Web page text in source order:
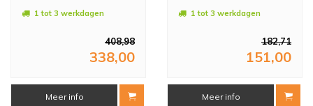
1 tot 3 werkdagen
408,98
338,00
Meer info
1 tot 3 werkdagen
182,71
151,00
Meer info